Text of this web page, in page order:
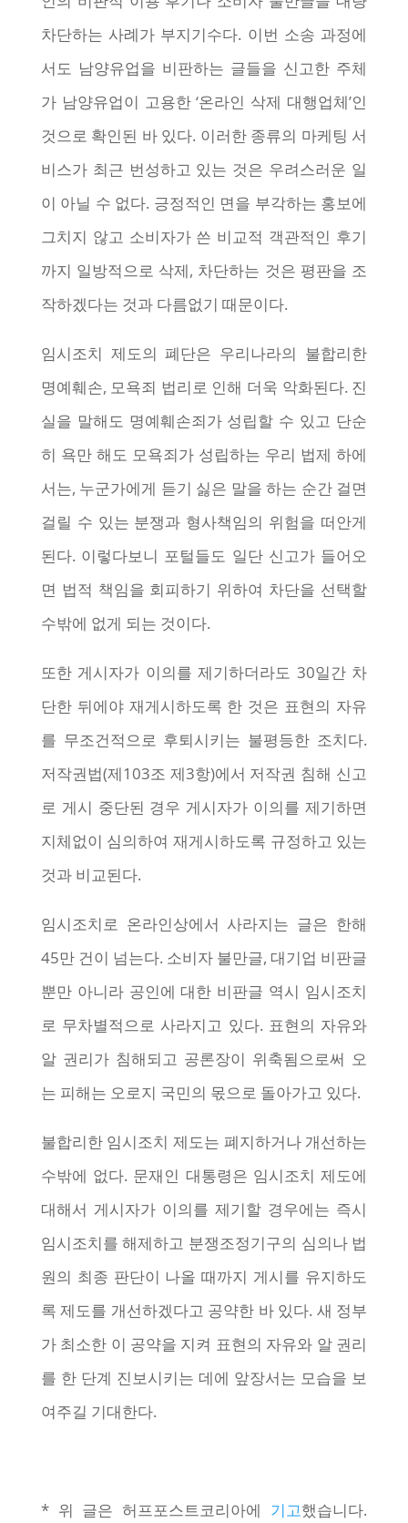
차단하는 사례가 부지기수다. 이번 소송 과정에
서도 남양유업을 비판하는 글들을 신고한 주체
가 남양유업이 고용한 ‘온라인 삭제 대행업체’인
것으로 확인된 바 있다. 이러한 종류의 마케팅 서
비스가 최근 번성하고 있는 것은 우려스러운 일
이 아닐 수 없다. 긍정적인 면을 부각하는 홍보에
그치지 않고 소비자가 쓴 비교적 객관적인 후기
까지 일방적으로 삭제, 차단하는 것은 평판을 조
작하겠다는 것과 다름없기 때문이다.
임시조치 제도의 폐단은 우리나라의 불합리한
명예훼손, 모욕죄 법리로 인해 더욱 악화된다. 진
실을 말해도 명예훼손죄가 성립할 수 있고 단순
히 욕만 해도 모욕죄가 성립하는 우리 법제 하에
서는, 누군가에게 듣기 싫은 말을 하는 순간 걸면
걸릴 수 있는 분쟁과 형사책임의 위험을 떠안게
된다. 이렇다보니 포털들도 일단 신고가 들어오
면 법적 책임을 회피하기 위하여 차단을 선택할
수밖에 없게 되는 것이다.
또한 게시자가 이의를 제기하더라도 30일간 차
단한 뒤에야 재게시하도록 한 것은 표현의 자유
를 무조건적으로 후퇴시키는 불평등한 조치다.
저작권법(제103조 제3항)에서 저작권 침해 신고
로 게시 중단된 경우 게시자가 이의를 제기하면
지체없이 심의하여 재게시하도록 규정하고 있는
것과 비교된다.
임시조치로 온라인상에서 사라지는 글은 한해
45만 건이 넘는다. 소비자 불만글, 대기업 비판글
뿐만 아니라 공인에 대한 비판글 역시 임시조치
로 무차별적으로 사라지고 있다. 표현의 자유와
알 권리가 침해되고 공론장이 위축됨으로써 오
는 피해는 오로지 국민의 몫으로 돌아가고 있다.
불합리한 임시조치 제도는 폐지하거나 개선하는
수밖에 없다. 문재인 대통령은 임시조치 제도에
대해서 게시자가 이의를 제기할 경우에는 즉시
임시조치를 해제하고 분쟁조정기구의 심의나 법
원의 최종 판단이 나올 때까지 게시를 유지하도
록 제도를 개선하겠다고 공약한 바 있다. 새 정부
가 최소한 이 공약을 지켜 표현의 자유와 알 권리
를 한 단계 진보시키는 데에 앞장서는 모습을 보
여주길 기대한다.
* 위 글은 허프포스트코리아에 기고했습니다.